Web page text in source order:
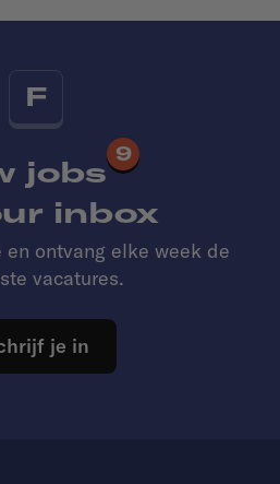
F
jobs
9
inbox
ontvang elke week de
vacatures.
je in